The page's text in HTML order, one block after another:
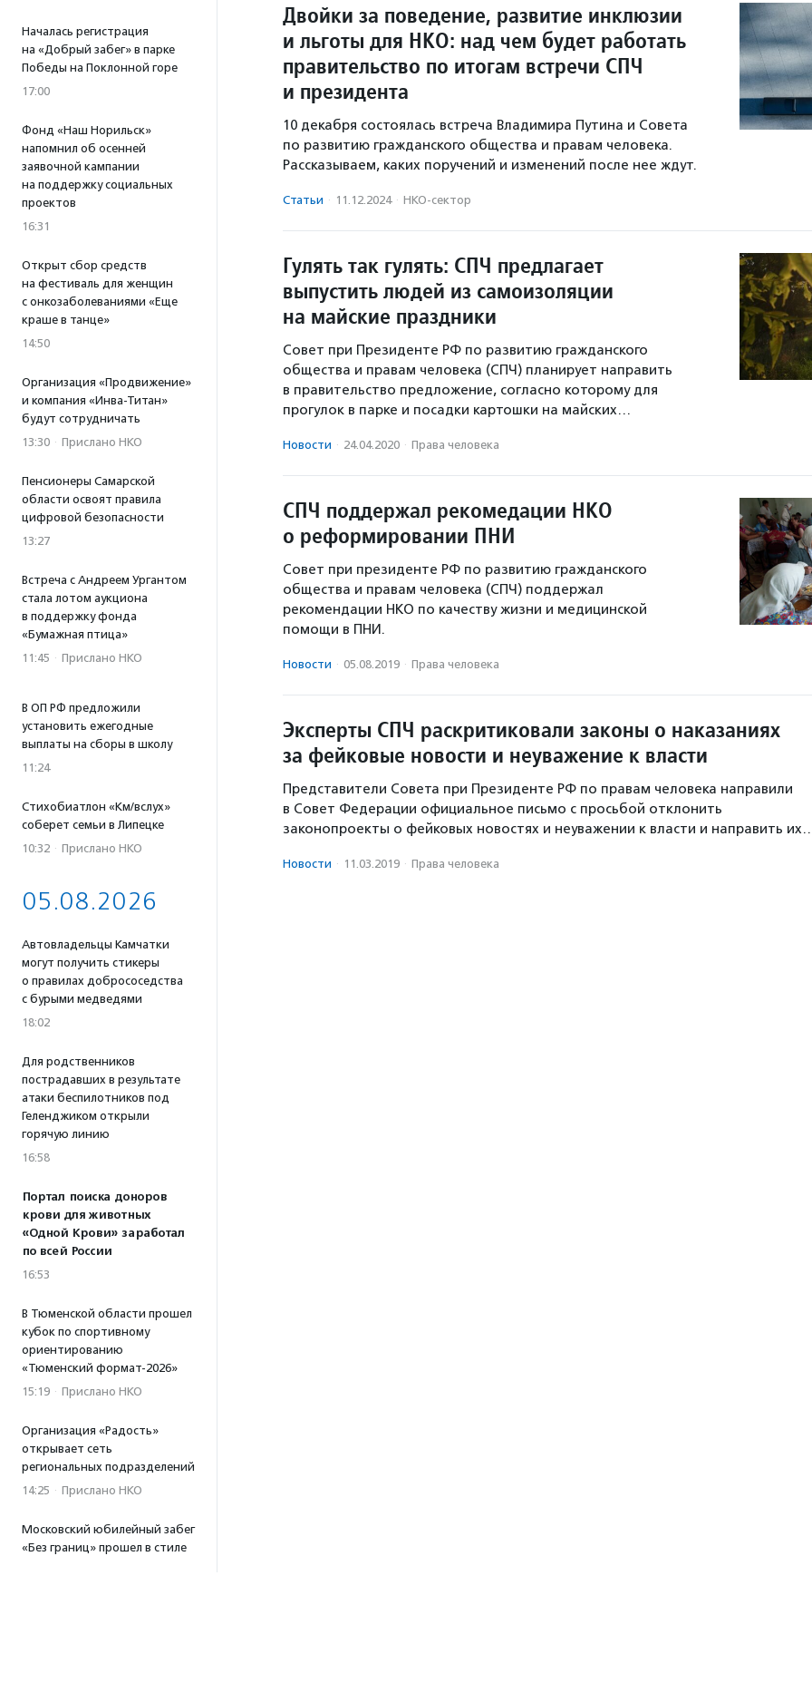
Началась регистрация
на «Добрый забег» в парке
Победы на Поклонной горе
17:00
Фонд «Наш Норильск»
напомнил об осенней
заявочной кампании
на поддержку социальных
проектов
16:31
Открыт сбор средств
на фестиваль для женщин
с онкозаболеваниями «Еще
краше в танце»
14:50
Организация «Продвижение»
и компания «Инва-Титан»
будут сотрудничать
13:30 · Прислано НКО
Пенсионеры Самарской
области освоят правила
цифровой безопасности
13:27
Встреча с Андреем Ургантом
стала лотом аукциона
в поддержку фонда
«Бумажная птица»
11:45 · Прислано НКО
В ОП РФ предложили
установить ежегодные
выплаты на сборы в школу
11:24
Стихобиатлон «Км/вслух»
соберет семьи в Липецке
10:32 · Прислано НКО
05.08.2026
Автовладельцы Камчатки
могут получить стикеры
о правилах добрососедства
с бурыми медведями
18:02
Для родственников
пострадавших в результате
атаки беспилотников под
Геленджиком открыли
горячую линию
16:58
Портал поиска доноров
крови для животных
«Одной Крови» заработал
по всей России
16:53
В Тюменской области прошел
кубок по спортивному
ориентированию
«Тюменский формат-2026»
15:19 · Прислано НКО
Организация «Радость»
открывает сеть
региональных подразделений
14:25 · Прислано НКО
Московский юбилейный забег
«Без границ» прошел в стиле
Двойки за поведение, развитие инклюзии
и льготы для НКО: над чем будет работать
правительство по итогам встречи СПЧ
и президента
10 декабря состоялась встреча Владимира Путина и Совета
по развитию гражданского общества и правам человека.
Рассказываем, каких поручений и изменений после нее ждут.
Статьи · 11.12.2024 · НКО-сектор
Гулять так гулять: СПЧ предлагает
выпустить людей из самоизоляции
на майские праздники
Совет при Президенте РФ по развитию гражданского
общества и правам человека (СПЧ) планирует направить
в правительство предложение, согласно которому для
прогулок в парке и посадки картошки на майских…
Новости · 24.04.2020 · Права человека
СПЧ поддержал рекомедации НКО
о реформировании ПНИ
Совет при президенте РФ по развитию гражданского
общества и правам человека (СПЧ) поддержал
рекомендации НКО по качеству жизни и медицинской
помощи в ПНИ.
Новости · 05.08.2019 · Права человека
Эксперты СПЧ раскритиковали законы о наказаниях
за фейковые новости и неуважение к власти
Представители Совета при Президенте РФ по правам человека направили
в Совет Федерации официальное письмо с просьбой отклонить
законопроекты о фейковых новостях и неуважении к власти и направить
Новости · 11.03.2019 · Права человека